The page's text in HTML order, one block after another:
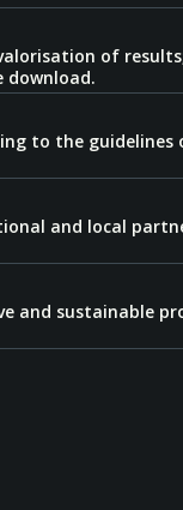
of
download.
to the guidelines
and local
and sustainable